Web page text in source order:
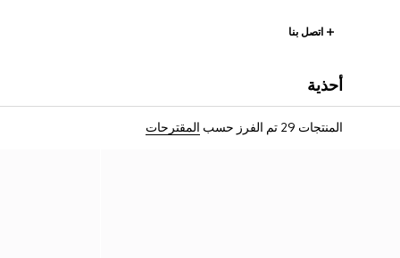
اتصل بنا
أحذية
المنتجات 29 تم الفرز حسب المقترحات